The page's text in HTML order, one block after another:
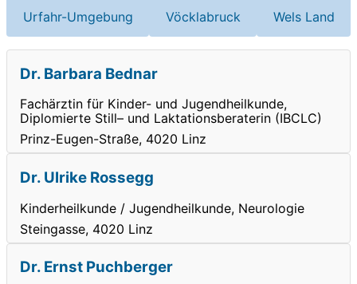
Urfahr-Umgebung Vöcklabruck Wels Land
Dr. Barbara Bednar
Fachärztin für Kinder- und Jugendheilkunde,
Diplomierte Still– und Laktationsberaterin (IBCLC)
Prinz-Eugen-Straße, 4020 Linz
Dr. Ulrike Rossegg
Kinderheilkunde / Jugendheilkunde, Neurologie
Steingasse, 4020 Linz
Dr. Ernst Puchberger